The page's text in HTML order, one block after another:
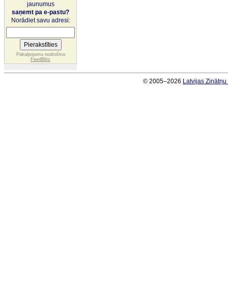
jaunumus
saņemt pa e-pastu?
Norādiet savu adresi:
Pakalpojumu nodrošina
FeedBlitz
© 2005–2026 Latvijas